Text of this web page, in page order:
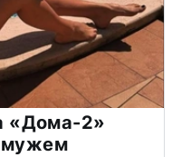
«Дома-2»
мужем